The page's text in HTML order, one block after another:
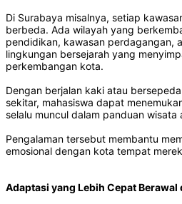
Di Surabaya misalnya, setiap
berbeda. Ada wilayah yang
pendidikan, kawasan perdagangan,
lingkungan bersejarah yang
perkembangan kota.
Dengan berjalan kaki atau
sekitar, mahasiswa dapat
selalu muncul dalam panduan wisata
Pengalaman tersebut membantu
emosional dengan kota tempat
Adaptasi yang Lebih Cepat Berawal